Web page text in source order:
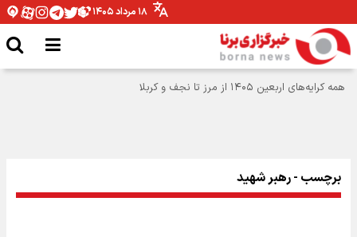
۱۸ مرداد ۱۴۰۵
برچسب - رهبر شهید